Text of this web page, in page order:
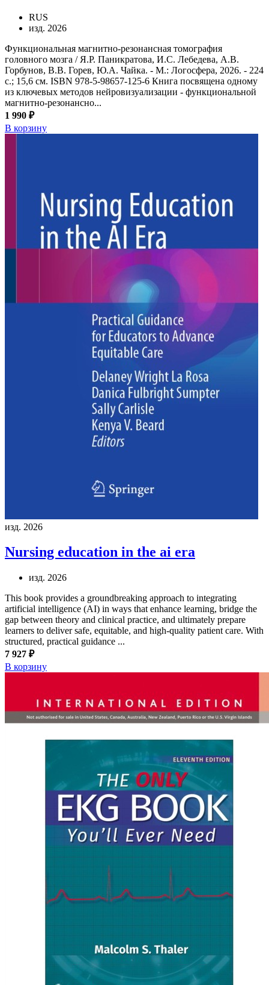
RUS
изд. 2026
Функциональная магнитно-резонансная томография
головного мозга / Я.Р. Паникратова, И.С. Лебедева, А.В.
Горбунов, В.В. Горев, Ю.А. Чайка. - М.: Логосфера, 2026. - 224
с.; 15,6 см. ISBN 978-5-98657-125-6 Книга посвящена одному
из ключевых методов нейровизуализации - функциональной
магнитно-резонансно...
1 990 ₽
В корзину
изд. 2026
Nursing education in the ai era
изд. 2026
This book provides a groundbreaking approach to integrating
artificial intelligence (AI) in ways that enhance learning, bridge the
gap between theory and clinical practice, and ultimately prepare
learners to deliver safe, equitable, and high-quality patient care. With
structured, practical guidance ...
7 927 ₽
В корзину